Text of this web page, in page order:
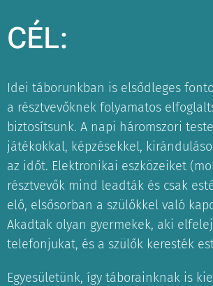
CÉL:
Idei táborunkban is elsődleges
a résztvevőknek folyamatos
biztosítsunk. A napi háromszori
játékokkal, képzésekkel,
az időt. Elektronikai eszközeiket
résztvevők mind leadták és csak
elő, elsősorban a szülőkkel való
Akadtak olyan gyermekek, aki
telefonjukat, és a szülők keresték
Egyesületünk, így táborainknak is